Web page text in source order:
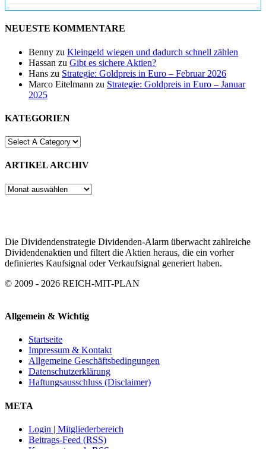
NEUESTE KOMMENTARE
Benny zu Kleingeld wiegen und dadurch schnell zählen
Hassan zu Gibt es sichere Aktien?
Hans zu Strategie: Goldpreis in Euro – Februar 2026
Marco Eitelmann zu Strategie: Goldpreis in Euro – Januar
2025
KATEGORIEN
ARTIKEL ARCHIV
ARTIKEL
Die Dividendenstrategie Dividenden-Alarm überwacht zahlreiche
Dividendenaktien und filtert die Aktien heraus, die ein vorher
definiertes Kaufsignal oder Verkaufsignal generiert haben.
© 2009 - 2026 REICH-MIT-PLAN
Allgemein & Wichtig
Startseite
Impressum & Kontakt
Allgemeine Geschäftsbedingungen
Datenschutzerklärung
Haftungsausschluss (Disclaimer)
META
Login | Mitgliederbereich
Beitrags-Feed (RSS)